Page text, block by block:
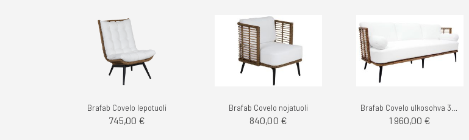
Brafab Covelo lepotuoli
745,00 €
Brafab Covelo nojatuoli
840,00 € 1 960,00 €